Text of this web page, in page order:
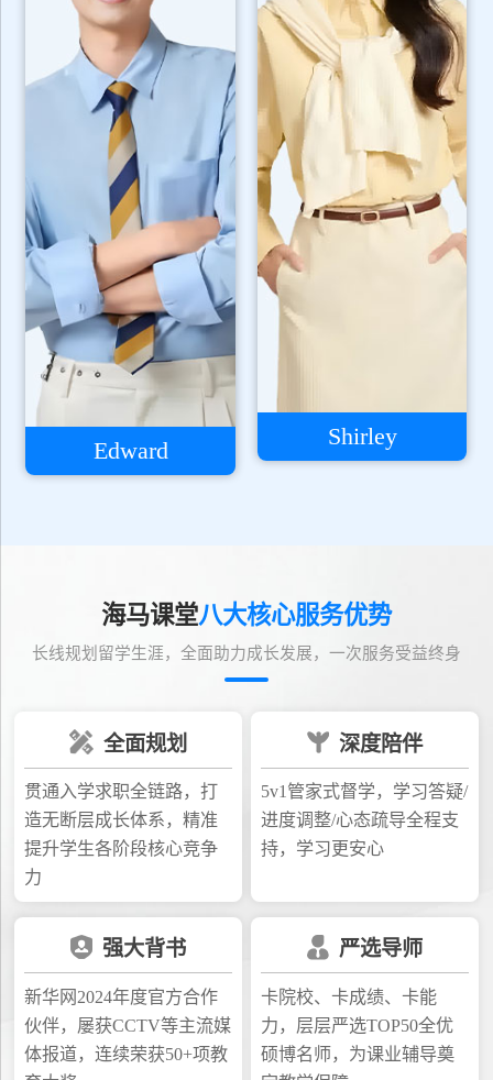
Edward
Shirley
海马课堂八大核心服务优势
长线规划留学生涯，全面助力成长发展，一次服务受益终身
全面规划
贯通入学求职全链路，打
造无断层成长体系，精准
提升学生各阶段核心竞争
力
深度陪伴
5v1管家式督学，学习答疑/
进度调整/心态疏导全程支
持，学习更安心
强大背书
新华网2024年度官方合作
伙伴，屡获CCTV等主流媒
体报道，连续荣获50+项教
严选导师
卡院校、卡成绩、卡能
力，层层严选TOP50全优
硕博名师，为课业辅导奠